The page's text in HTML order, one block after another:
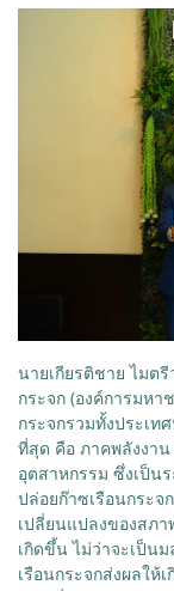
นายเกียรติชาย ไมต
กระจก (องค์การมหา
กระจกรวมทั้งประเ
ที่สุด คือ ภาคพลังงา
อุตสาหกรรม ซึ่งเป็น
ปล่อยก๊าซเรือนกระจ
เปลี่ยนแปลงของสภ
เกิดขึ้น ไม่ว่าจะเป็น
เรือนกระจกส่งผลให้